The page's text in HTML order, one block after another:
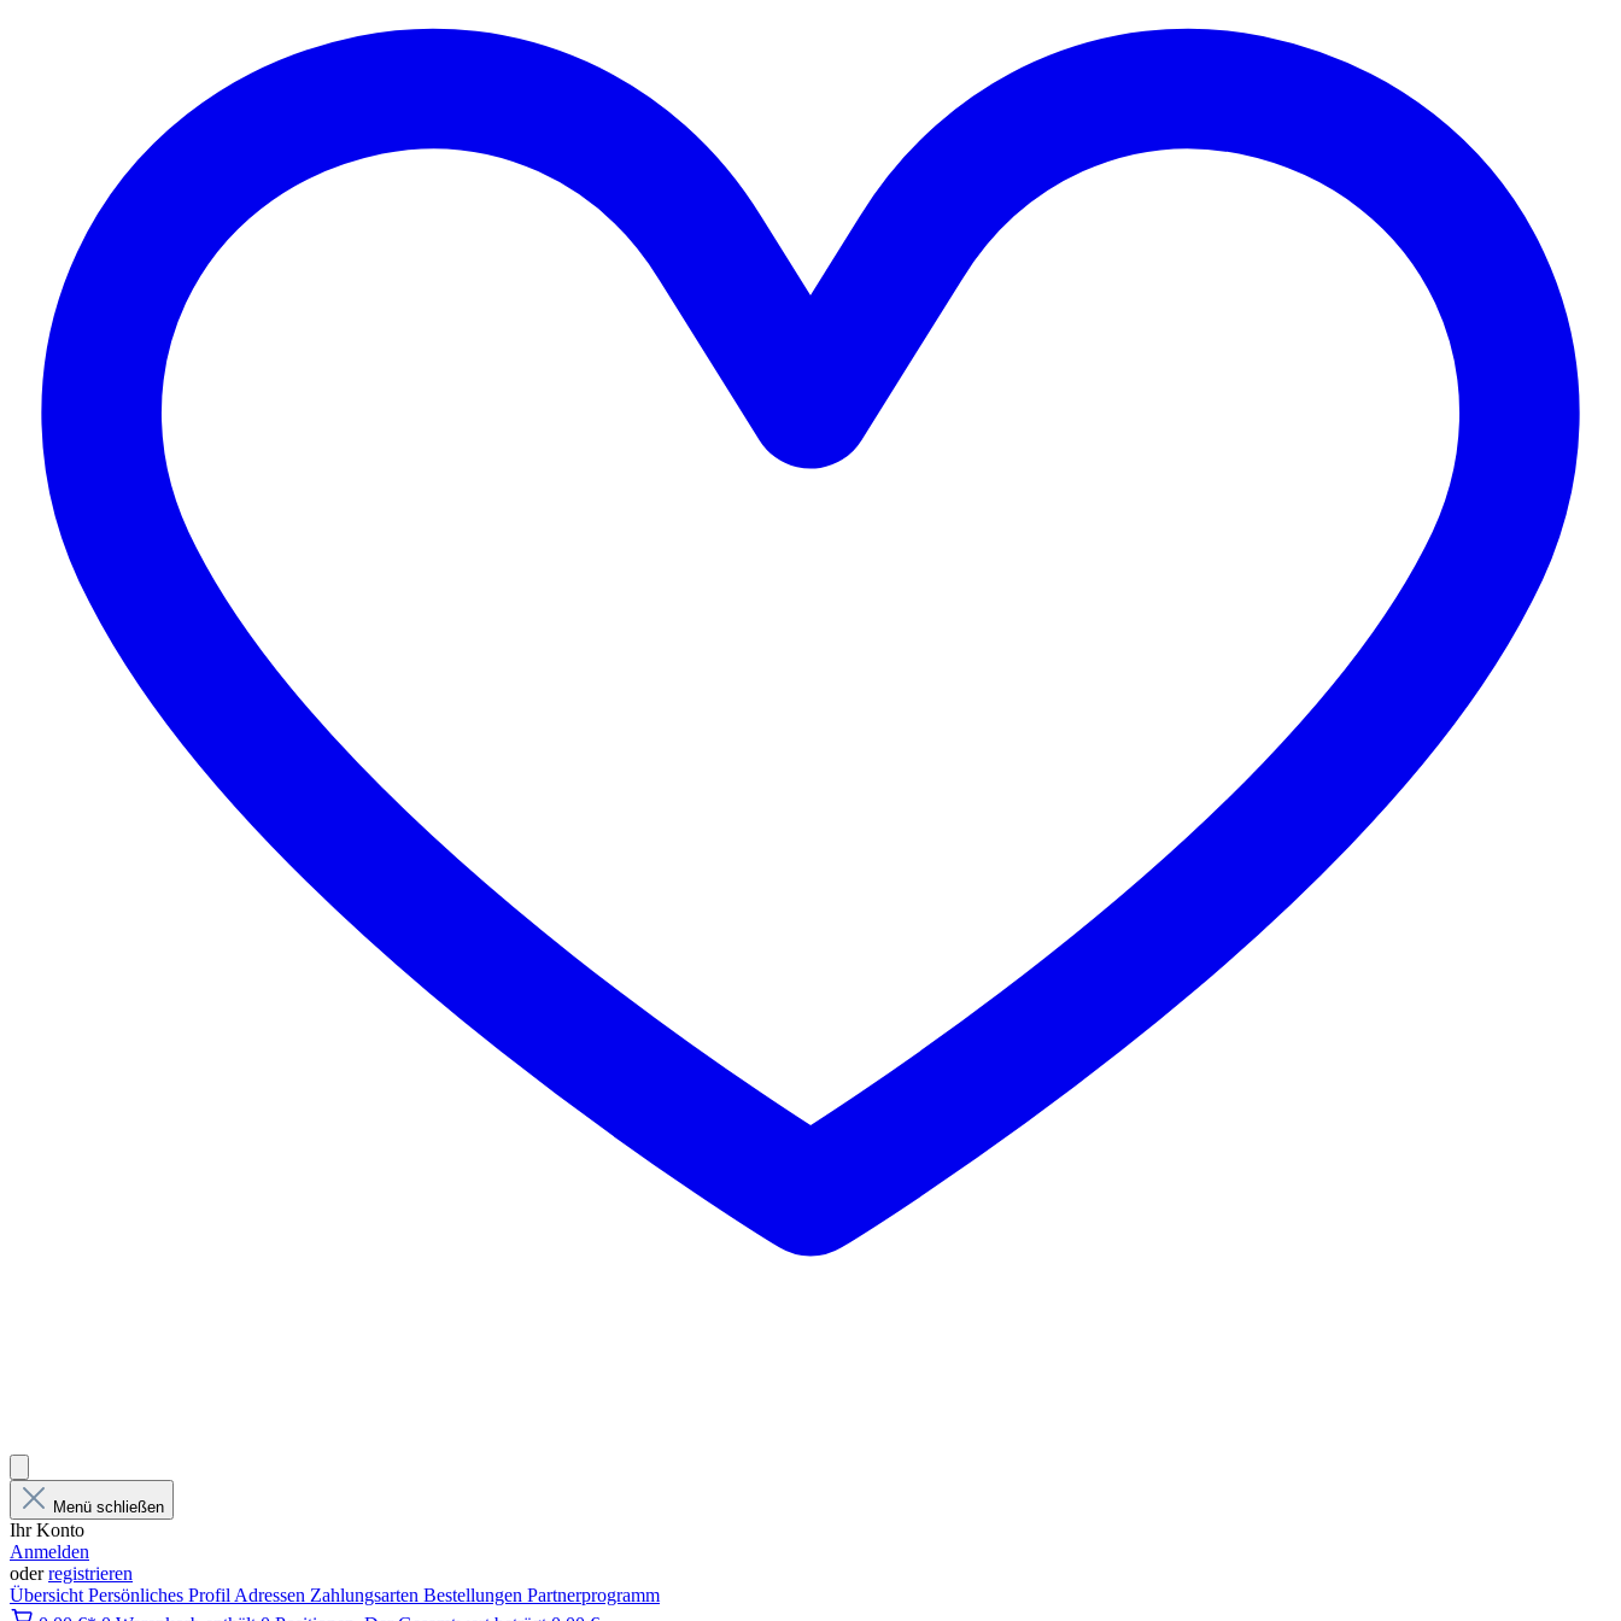
Menü schließen
Ihr Konto
Anmelden
oderregistrieren
Übersicht Persönliches Profil Adressen Zahlungsarten Bestellungen Partnerprogramm